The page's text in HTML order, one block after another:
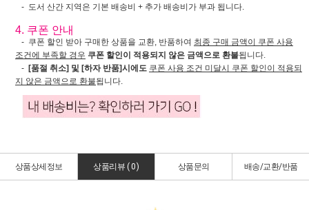
- 도서 산간 지역은 기본 배송비 + 추가 배송비가 부과 됩니다.
4. 쿠폰 안내
- 쿠폰 할인 받아 구매한 상품을 교환, 반품하여 최종 구매 금액이 쿠폰 사용
조건에 부족할 경우 쿠폰 할인이 적용되지 않은 금액으로 환불됩니다.
- [품절 취소] 및 [하자 반품]시에도 쿠폰 사용 조건 미달시 쿠폰 할인이 적용되
지 않은 금액으로 환불됩니다.
상품상세정보 상품리뷰 ( 0) 상품문의 배송/교환/반품